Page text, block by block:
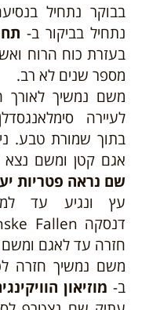
בבוקר נתחיל
נתחיל בביקור ב-
בעזרת כוח הרוח
מספר שנים לא רב.
משם נמשיך לאורך
לעיירה
בתוך שמורת טבע.
אגם קטן ומשם נצא
שם נראה פטריות
עץ ונגיע עד
דנסקה Fallen
חזרה עד לאגם ומשם
משם נמשיך חזרה
ב- מוזיאון הווי